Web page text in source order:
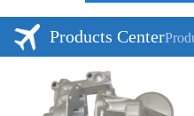
Products Center